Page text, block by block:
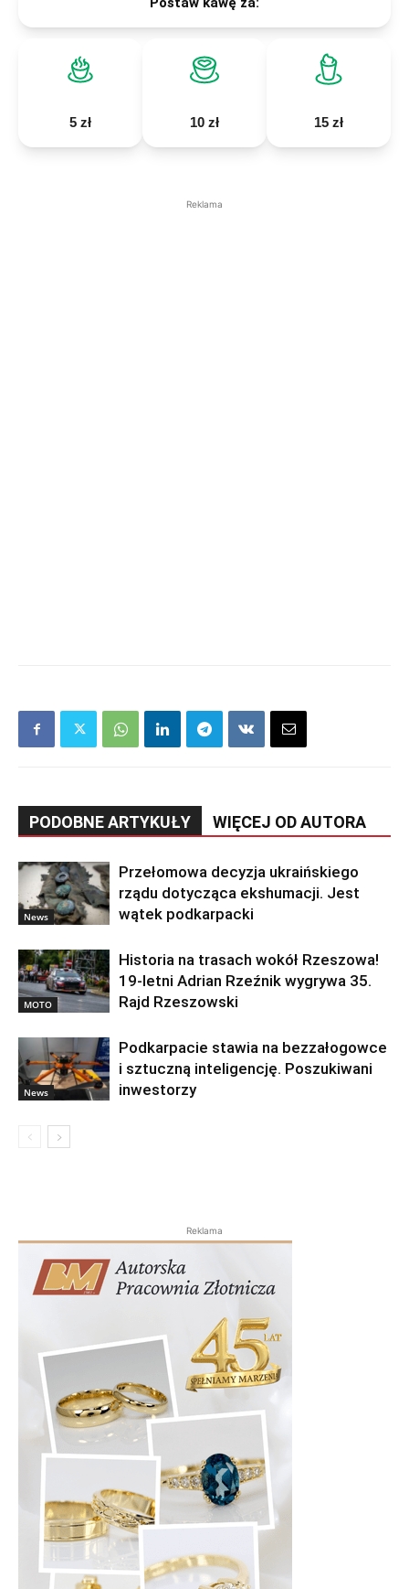
5 zł 10 zł 15 zł
Reklama
PODOBNE ARTYKUŁY WIĘCEJ OD AUTORA
News
Przełomowa decyzja ukraińskiego
rządu dotycząca ekshumacji. Jest
wątek podkarpacki
MOTO
Historia na trasach wokół Rzeszowa!
19-letni Adrian Rzeźnik wygrywa 35.
Rajd Rzeszowski
News
Podkarpacie stawia na bezzałogowce
i sztuczną inteligencję. Poszukiwani
inwestorzy
Reklama